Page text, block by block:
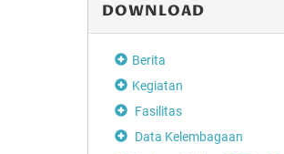
DOWNLOAD
Berita
Kegiatan
Fasilitas
Data Kelembagaan